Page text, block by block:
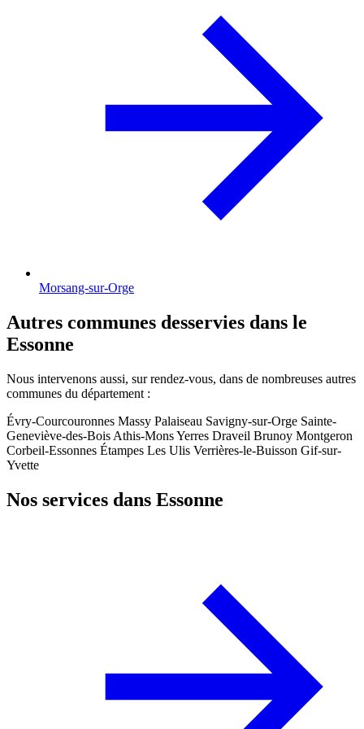
Morsang-sur-Orge
Autres communes desservies dans le
Essonne
Nous intervenons aussi, sur rendez-vous, dans de nombreuses autres
communes du département :
Évry-Courcouronnes Massy Palaiseau Savigny-sur-Orge Sainte-
Geneviève-des-Bois Athis-MonsYerres Draveil Brunoy Montgeron
Corbeil-Essonnes Étampes Les Ulis Verrières-le-Buisson Gif-sur-
Yvette
Nos services dans Essonne